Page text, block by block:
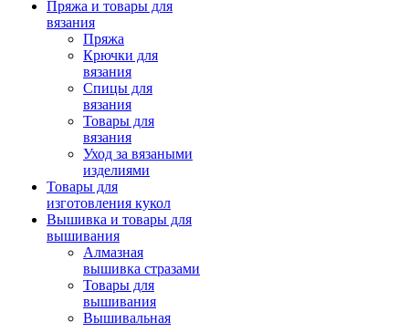
Пряжа и товары для
вязания
Пряжа
Крючки для
вязания
Спицы для
вязания
Товары для
вязания
Уход за вязаными
изделиями
Товары для
изготовления кукол
Вышивка и товары для
вышивания
Алмазная
вышивка стразами
Товары для
вышивания
Вышивальная